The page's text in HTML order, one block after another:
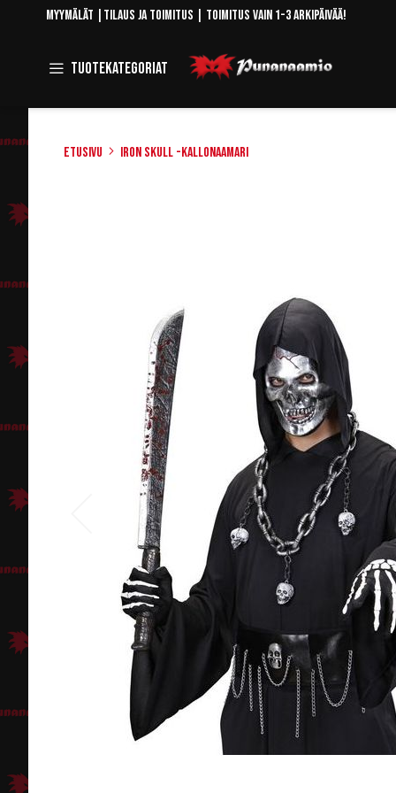
Skip
Myymälät Tilaus ja toimitus | Toimitus vain 1-3 arkipäivää!
Tuotekategoriat Toggle
Navigation
Etusivu Iron Skull -kallonaamari